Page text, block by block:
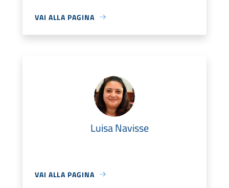
VAI ALLA PAGINA
Luisa Navisse
VAI ALLA PAGINA